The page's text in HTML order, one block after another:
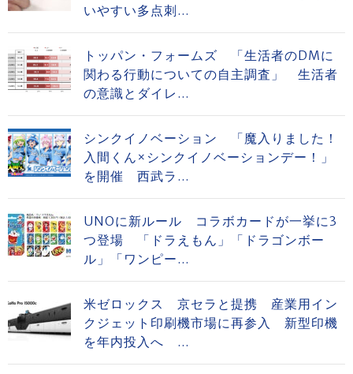
いやすい多点刺...
トッパン・フォームズ 「生活者のDMに
関わる行動についての自主調査」 生活者
の意識とダイレ...
シンクイノベーション 「魔入りました！
入間くん×シンクイノベーションデー！」
を開催 西武ラ...
UNOに新ルール コラボカードが一挙に3
つ登場 「ドラえもん」「ドラゴンボー
ル」「ワンピー...
米ゼロックス 京セラと提携 産業用イン
クジェット印刷機市場に再参入 新型印機
を年内投入へ ...